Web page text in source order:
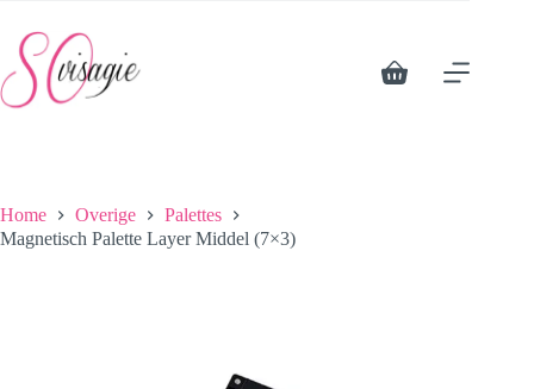
naar
inhoud
Winkelwagen
Home Overige
Palettes
Magnetisch Palette Layer Middel (7×3)